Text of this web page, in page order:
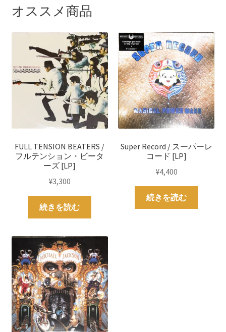
オススメ商品
FULL TENSION BEATERS /
フルテンション・ビータ
ーズ [LP]
¥3,300
続きを読む
Super Record / スーパーレ
コード [LP]
¥4,400
続きを読む